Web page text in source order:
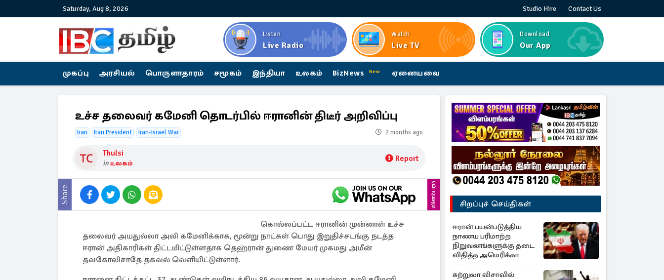
Saturday, Aug 8, 2026 Studio Hire Contact Us
Listen
Live Radio
Watch
Live TV
Download
Our App
முகப்பு அரசியல் பொருளாதாரம் சமூகம் இந்தியா உலகம் BizNews New ஏனையவை
உச்ச தலைவர் கமேனி தொடர்பில் ஈரானின் திடீர் அறிவிப்பு
Iran Iran President Iran-Israel War 2 months ago
Thulsi
inஉலகம் Report
Share விளம்பரம்
கொல்லப்பட்ட ஈரானின் முன்னாள் உச்ச
தலைவர் அயதுல்லா அலி கமேனிக்காக, மூன்று நாட்கள் பொது இறுதிச்சடங்கு நடத்த
ஈரான் அதிகாரிகள் திட்டமிட்டுள்ளதாக தெஹ்ரான் துணை மேயர் முகமது அமீன்
தவகோலிசாதே தகவல் வெளியிட்டுள்ளார்.
சிறப்புச் செய்திகள்
ஈரான் பயன்படுத்திய
நாணய பரிமாற்ற
நிறுவனங்களுக்கு தடை
விதித்த அமெரிக்கா
சுற்றுலா விசாவில்